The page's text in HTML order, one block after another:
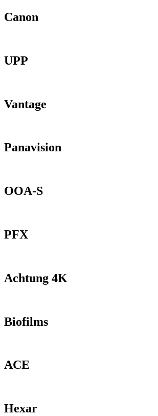
Canon
UPP
Vantage
Panavision
OOA-S
PFX
Achtung 4K
Biofilms
ACE
Hexar